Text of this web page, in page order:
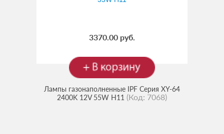
3370.00 руб.
Лампы газонаполненные IPF Серия XY-64
2400K 12V 55W H11 (Код: 7068)